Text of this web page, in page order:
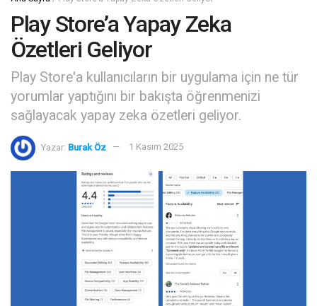
Play Store’a Yapay Zeka
Özetleri Geliyor
Play Store'a kullanıcıların bir uygulama için ne tür
yorumlar yaptığını bir bakışta öğrenmenizi
sağlayacak yapay zeka özetleri geliyor.
Yazar: Burak Öz 1 Kasım 2025